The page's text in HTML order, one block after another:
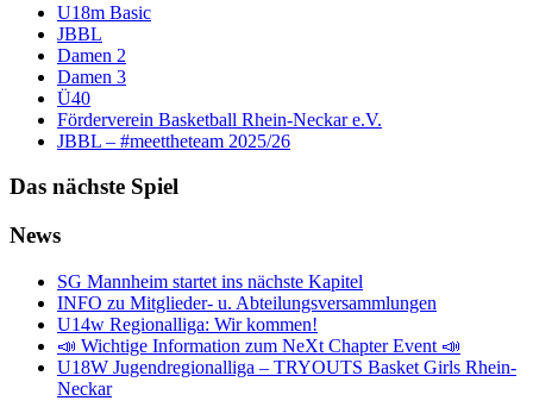
U18m Basic
JBBL
Damen 2
Damen 3
Ü40
Förderverein Basketball Rhein-Neckar e.V.
JBBL – #meettheteam 2025/26
Das nächste Spiel
News
SG Mannheim startet ins nächste Kapitel
INFO zu Mitglieder- u. Abteilungsversammlungen
U14w Regionalliga: Wir kommen!
📣 Wichtige Information zum NeXt Chapter Event 📣
U18W Jugendregionalliga – TRYOUTS Basket Girls Rhein-
Neckar